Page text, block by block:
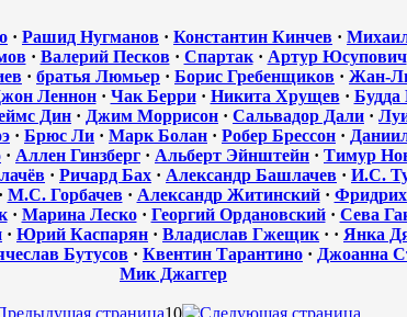
· Рашид Нугманов · Константин Кинчев ·
· Валерий Песков · Спартак· Артур Юсупович
· братья Люмьер · Борис Гребенщиков · Жан-
Леннон· Чак Берри· Никита Хрущев · Будда
Дин · Джим Моррисон · Сальвадор Дали ·
· Брюс Ли · Марк Болан · Робер Брессон ·
· Аллен Гинзберг · Альберт Эйнштейн · Тимур
· Ричард Бах · Александр Башлачев · И.С.
М.С. Горбачев · Александр Житинский·
· Марина Леско· Георгий Ордановский· Сева
· Юрий Каспарян · Владислав Гжещик · · Янка
Бутусов · Квентин Тарантино · Джоанна
Мик Джаггер
10